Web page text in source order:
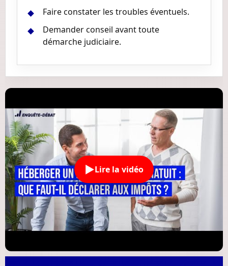
Faire constater les troubles éventuels.
Demander conseil avant toute
démarche judiciaire.
Lire la vidéo